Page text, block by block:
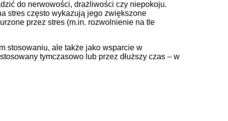
do nerwowości, drażliwości czy niepokoju.
stres często wykazują jego zwiększone
przez stres (m.in. rozwolnienie na tle
stosowaniu, ale także jako wsparcie w
tymczasowo lub przez dłuższy czas – w